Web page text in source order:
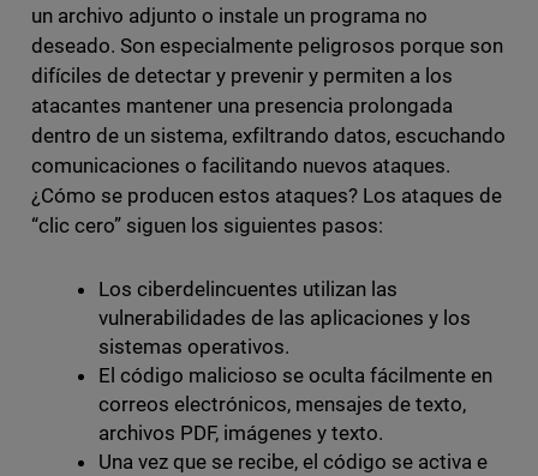
un archivo adjunto o instale un programa no
deseado. Son especialmente peligrosos porque son
difíciles de detectar y prevenir y permiten a los
atacantes mantener una presencia prolongada
dentro de un sistema, exfiltrando datos, escuchando
comunicaciones o facilitando nuevos ataques.
¿Cómo se producen estos ataques? Los ataques de
“clic cero” siguen los siguientes pasos:
Los ciberdelincuentes utilizan las
vulnerabilidades de las aplicaciones y los
sistemas operativos.
El código malicioso se oculta fácilmente en
correos electrónicos, mensajes de texto,
archivos PDF, imágenes y texto.
Una vez que se recibe, el código se activa e